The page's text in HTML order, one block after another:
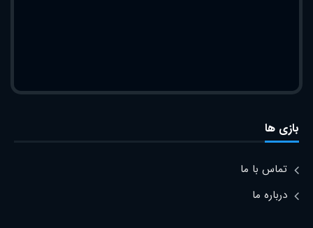
بازی ها
تماس با ما
درباره ما